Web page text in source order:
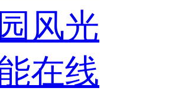
风光
在线